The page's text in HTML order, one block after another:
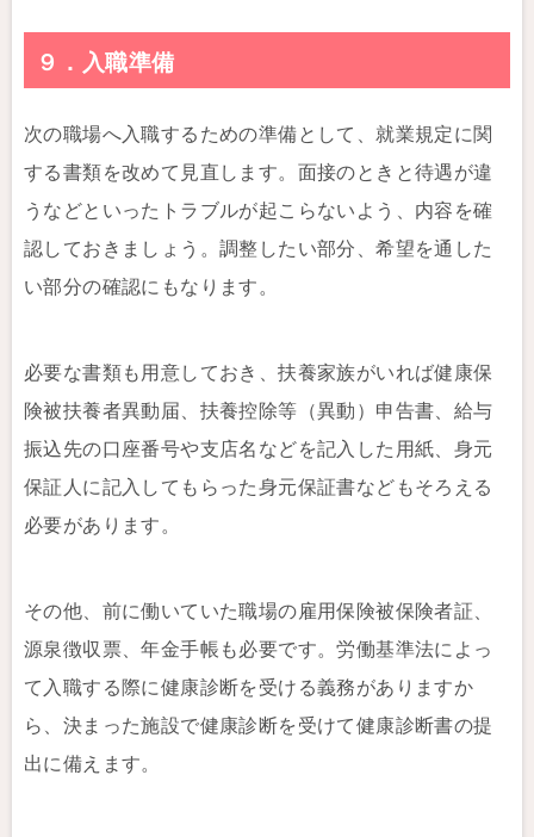
９．入職準備
次の職場へ入職するための準備として、就業規定に関
する書類を改めて見直します。面接のときと待遇が違
うなどといったトラブルが起こらないよう、内容を確
認しておきましょう。調整したい部分、希望を通した
い部分の確認にもなります。
必要な書類も用意しておき、扶養家族がいれば健康保
険被扶養者異動届、扶養控除等（異動）申告書、給与
振込先の口座番号や支店名などを記入した用紙、身元
保証人に記入してもらった身元保証書などもそろえる
必要があります。
その他、前に働いていた職場の雇用保険被保険者証、
源泉徴収票、年金手帳も必要です。労働基準法によっ
て入職する際に健康診断を受ける義務がありますか
ら、決まった施設で健康診断を受けて健康診断書の提
出に備えます。